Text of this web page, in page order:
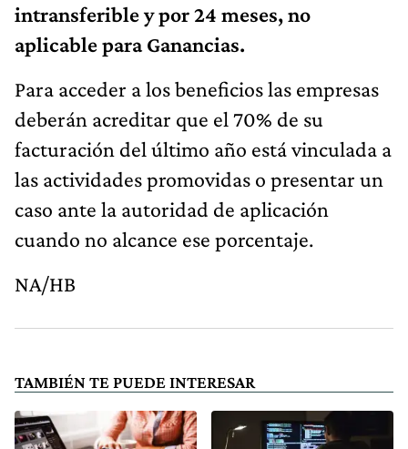
intransferible y por 24 meses, no
aplicable para Ganancias.
Para acceder a los beneficios las empresas
deberán acreditar que el 70% de su
facturación del último año está vinculada a
las actividades promovidas o presentar un
caso ante la autoridad de aplicación
cuando no alcance ese porcentaje.
NA/HB
TAMBIÉN TE PUEDE INTERESAR